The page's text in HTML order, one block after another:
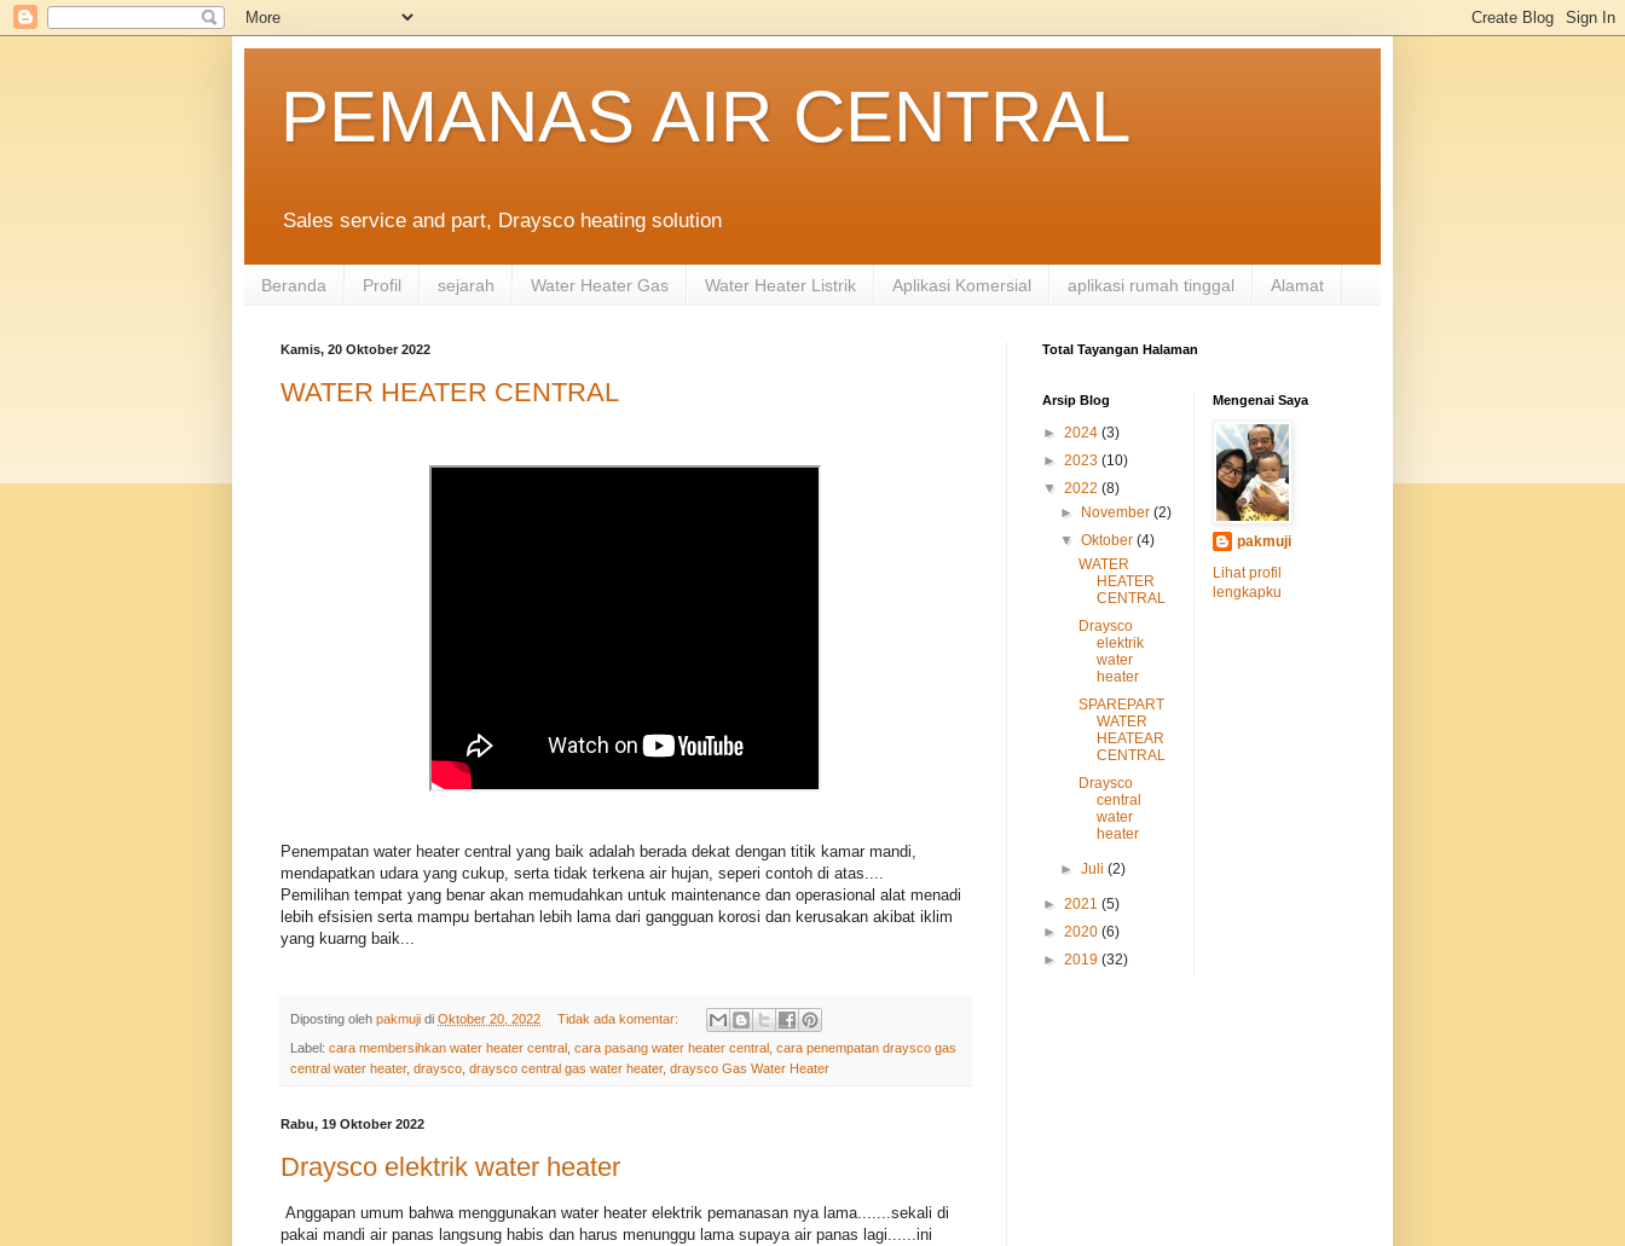
PEMANAS AIR CENTRAL
Sales service and part, Draysco heating solution
Beranda Profil sejarah Water Heater Gas Water Heater Listrik Aplikasi Komersial aplikasi rumah tinggal Alamat
Kamis, 20 Oktober 2022
WATER HEATER CENTRAL
Penempatan water heater central yang baik adalah berada dekat dengan titik kamar mandi,
mendapatkan udara yang cukup, serta tidak terkena air hujan, seperi contoh di atas....
Pemilihan tempat yang benar akan memudahkan untuk maintenance dan operasional alat menadi
lebih efsisien serta mampu bertahan lebih lama dari gangguan korosi dan kerusakan akibat iklim
yang kuarng baik...
Diposting oleh pakmuji di Oktober 20, 2022 Tidak ada komentar:
Label: cara membersihkan water heater central , cara pasang water heater central , cara penempatan draysco gas
central water heater, draysco, draysco central gas water heater, draysco Gas Water Heater
Rabu, 19 Oktober 2022
Draysco elektrik water heater
Anggapan umum bahwa menggunakan water heater elektrik pemanasan nya lama.......sekali di
pakai mandi air panas langsung habis dan harus menunggu lama supaya air panas lagi......ini
Total Tayangan Halaman
Arsip Blog
► 2024 (3)
► 2023 (10)
▼ 2022 (8)
►
November(2)
▼Oktober(4)
WATER
HEATER
CENTRAL
Draysco
elektrik
water
heater
SPAREPART
WATER
HEATEAR
CENTRAL
Draysco
central
water
heater
►Juli(2)
► 2021 (5)
► 2020 (6)
► 2019 (32)
Mengenai Saya
pakmuji
Lihat profil
lengkapku